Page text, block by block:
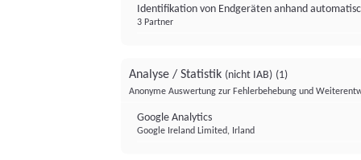
Identifikation von Endgeräten anhand
3 Partner
Analyse / Statistik (nicht IAB) (1)
Anonyme Auswertung zur Fehlerbehebung und
Google Analytics
Google Ireland Limited, Irland